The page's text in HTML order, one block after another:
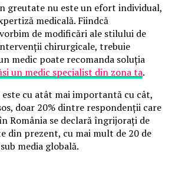
greutate nu este un efort individual,
medicală. Fiindcă
de modificări ale stilului de
chirurgicale, trebuie
medic poate recomanda soluția
un medic specialist din zona ta.
este cu atât mai importantă cu cât,
doar 20% dintre respondenții care
România se declară îngrijorați de
din prezent, cu mai mult de 20 de
media globală.